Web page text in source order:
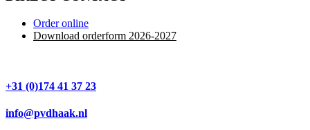
Order online
Download orderform 2026-2027
+31 (0)174 41 37 23
info@pvdhaak.nl